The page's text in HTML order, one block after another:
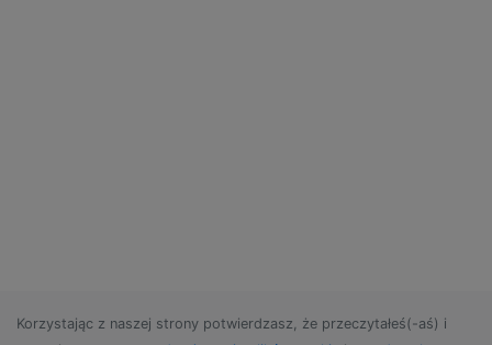
Korzystając z naszej strony potwierdzasz, że przeczytałeś(-aś) i